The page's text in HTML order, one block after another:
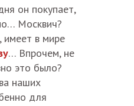
он покупает,
Москвич?
имеет в мире
… Впрочем, не
это было?
наших
для